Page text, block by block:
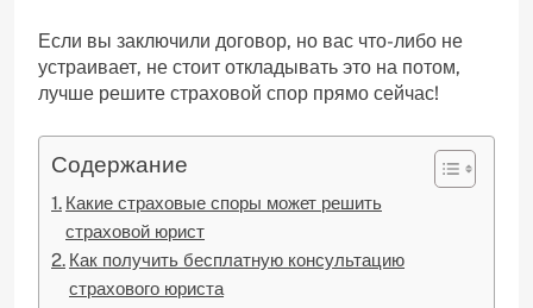
Если вы заключили договор, но вас что-либо не
устраивает, не стоит откладывать это на потом,
лучше решите страховой спор прямо сейчас!
Содержание
Какие страховые споры может решить
страховой юрист
Как получить бесплатную консультацию
страхового юриста